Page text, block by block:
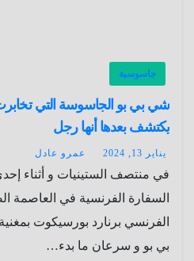
جاسوسية
يكتشف بعدها أنها رجل
يناير 13, 2024 عمرو عادل
في منتصف الستينيات و أثناء
السفارة الفرنسية في العاصمة
الفرنسي برنارد بورسيكوت
بي بو و سرعان ما بدء…